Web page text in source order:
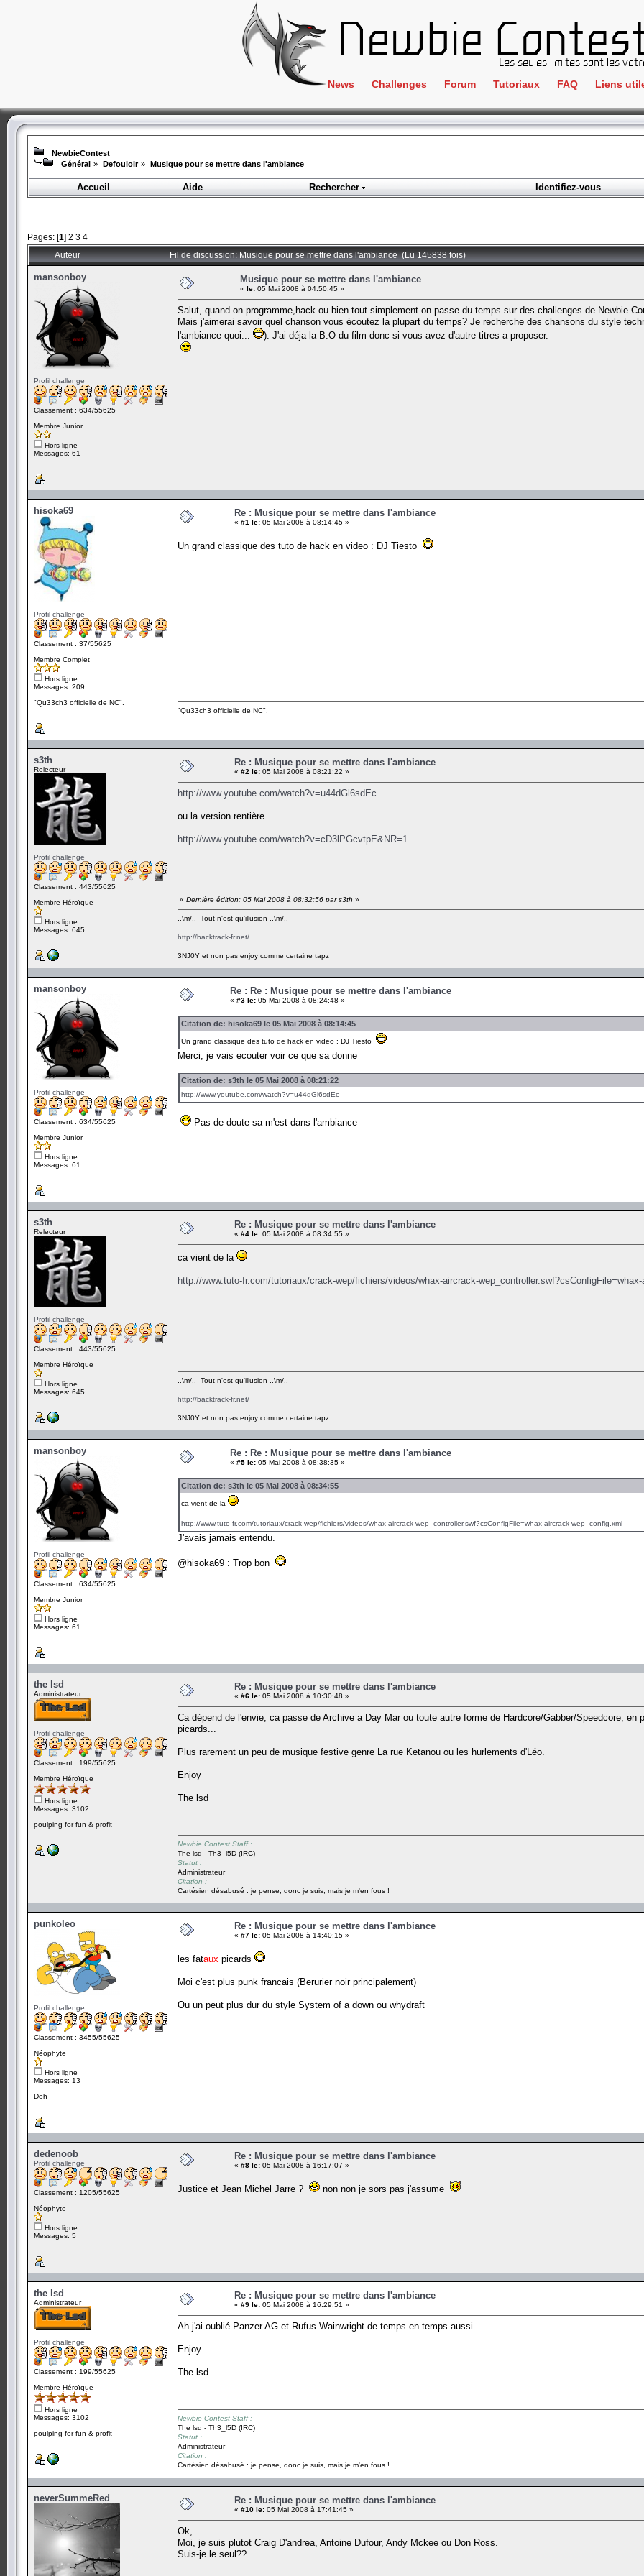
News Challenges
Crackme
ClientSide
Forensics
Programmation
Stéganographie
Wargame
Tous les challenges
Forum Tutoriaux FAQ Liens
IRC
NewbieContest
Général » Defouloir » Musique pour se mettre dans l'ambiance
Accueil
Aide Rechercher Identifiez-vous
Pages: [1] 2 3 4
Auteur Fil de discussion: Musique pour se mettre dans l'ambiance (Lu 145838 fois)
mansonboy
Profil challenge
Classement : 634/55625
Membre Junior
Hors ligne
Messages: 61
Musique pour se mettre dans l'ambiance
« le: 05 Mai 2008 à 04:50:45 »
Salut, quand on programme,hack ou bien tout simplement on passe du temps sur des challenges de Newbie
Mais j'aimerai savoir quel chanson vous écoutez la plupart du temps? Je recherche des chansons du style
l'ambiance quoi...
). J'ai déja la B.O du film donc si vous avez d'autre titres a proposer.
hisoka69
Profil challenge
Classement : 37/55625
Membre Complet
Hors ligne
Messages: 209
"Qu33ch3 officielle de NC".
Re : Musique pour se mettre dans l'ambiance
« #1 le: 05 Mai 2008 à 08:14:45 »
Un grand classique des tuto de hack en video : DJ Tiesto
"Qu33ch3 officielle de NC".
s3th
Relecteur
Profil challenge
Classement : 443/55625
Membre Héroïque
Hors ligne
Messages: 645
Re : Musique pour se mettre dans l'ambiance
« #2 le: 05 Mai 2008 à 08:21:22 »
http://www.youtube.com/watch?v=u44dGl6sdEc
ou la version rentière
http://www.youtube.com/watch?v=cD3lPGcvtpE&NR=1
« Dernière édition: 05 Mai 2008 à 08:32:56 par s3th »
..\m/.. Tout n'est qu'illusion ..\m/..
http://backtrack-fr.net/
3NJ0Y et non pas enjoy comme certaine tapz
mansonboy
Profil challenge
Classement : 634/55625
Membre Junior
Hors ligne
Messages: 61
Re : Re : Musique pour se mettre dans l'ambiance
« #3 le: 05 Mai 2008 à 08:24:48 »
Citation de: hisoka69 le 05 Mai 2008 à 08:14:45
Un grand classique des tuto de hack en video : DJ Tiesto
Merci, je vais ecouter voir ce que sa donne
Citation de: s3th le 05 Mai 2008 à 08:21:22
http://www.youtube.com/watch?v=u44dGl6sdEc
Pas de doute sa m'est dans l'ambiance
s3th
Relecteur
Profil challenge
Classement : 443/55625
Membre Héroïque
Hors ligne
Messages: 645
Re : Musique pour se mettre dans l'ambiance
« #4 le: 05 Mai 2008 à 08:34:55 »
ca vient de la
http://www.tuto-fr.com/tutoriaux/crack-wep/fichiers/videos/whax-aircrack-wep_controller.swf?csConfigFile=whax-
..\m/.. Tout n'est qu'illusion ..\m/..
http://backtrack-fr.net/
3NJ0Y et non pas enjoy comme certaine tapz
mansonboy
Profil challenge
Classement : 634/55625
Membre Junior
Hors ligne
Messages: 61
Re : Re : Musique pour se mettre dans l'ambiance
« #5 le: 05 Mai 2008 à 08:38:35 »
Citation de: s3th le 05 Mai 2008 à 08:34:55
ca vient de la
http://www.tuto-fr.com/tutoriaux/crack-wep/fichiers/videos/whax-aircrack-wep_controller.swf?csConfigFile=whax-aircrack-wep_config.xml
J'avais jamais entendu.
@hisoka69 : Trop bon
the lsd
Administrateur
Profil challenge
Classement : 199/55625
Membre Héroïque
Hors ligne
Messages: 3102
poulping for fun & profit
Re : Musique pour se mettre dans l'ambiance
« #6 le: 05 Mai 2008 à 10:30:48 »
Ca dépend de l'envie, ca passe de Archive a Day Mar ou toute autre forme de Hardcore/Gabber/Speedcore,
picards...
Plus rarement un peu de musique festive genre La rue Ketanou ou les hurlements d'Léo.
Enjoy
The lsd
Newbie Contest Staff :
The lsd - Th3_l5D (IRC)
Statut :
Administrateur
Citation :
Cartésien désabusé : je pense, donc je suis, mais je m'en fous !
punkoleo
Profil challenge
Classement : 3455/55625
Néophyte
Hors ligne
Messages: 13
Doh
Re : Musique pour se mettre dans l'ambiance
« #7 le: 05 Mai 2008 à 14:40:15 »
les fataux picards
Moi c'est plus punk francais (Berurier noir principalement)
Ou un peut plus dur du style System of a down ou whydraft
dedenoob
Profil challenge
Classement : 1205/55625
Néophyte
Hors ligne
Messages: 5
Re : Musique pour se mettre dans l'ambiance
« #8 le: 05 Mai 2008 à 16:17:07 »
Justice et Jean Michel Jarre ? non non je sors pas j'assume
the lsd
Administrateur
Profil challenge
Classement : 199/55625
Membre Héroïque
Hors ligne
Messages: 3102
poulping for fun & profit
Re : Musique pour se mettre dans l'ambiance
« #9 le: 05 Mai 2008 à 16:29:51 »
Ah j'ai oublié Panzer AG et Rufus Wainwright de temps en temps aussi
Enjoy
The lsd
Newbie Contest Staff :
The lsd - Th3_l5D (IRC)
Statut :
Administrateur
Citation :
Cartésien désabusé : je pense, donc je suis, mais je m'en fous !
neverSummeRed Re : Musique pour se mettre dans l'ambiance
« #10 le: 05 Mai 2008 à 17:41:45 »
Ok,
Moi, je suis plutot Craig D'andrea, Antoine Dufour, Andy Mckee ou Don Ross.
Suis-je le seul??